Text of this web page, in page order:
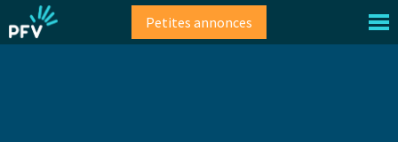
au
contenu
Petites annonces